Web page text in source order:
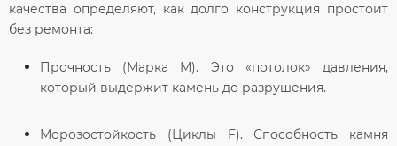
качества определяют, как долго конструкция простоит
без ремонта:
Прочность (Марка М). Это «потолок» давления,
который выдержит камень до разрушения.
Морозостойкость (Циклы F). Способность камня